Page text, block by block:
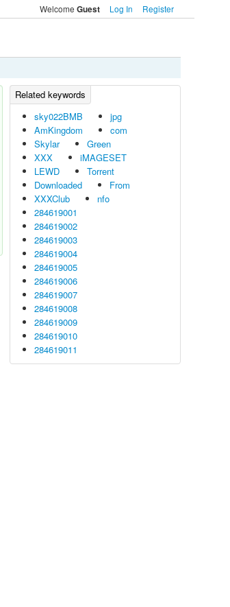
Welcome Guest Log In Register
sky022BMB
jpg
AmKingdom
com
Skylar
Green
XXX
iMAGESET
LEWD
Torrent
Downloaded
From
XXXClub
nfo
284619001
284619002
284619003
284619004
284619005
284619006
284619007
284619008
284619009
284619010
284619011